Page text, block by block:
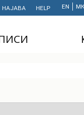
EN МК
НАЈАВА HELP